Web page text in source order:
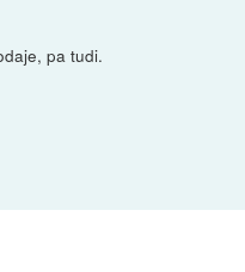
pa tudi.